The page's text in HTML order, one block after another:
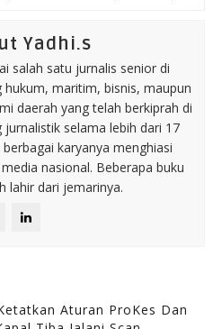
Yadhi.s
salah satu jurnalis senior di
hukum, maritim, bisnis, maupun
daerah yang telah berkiprah di
jurnalistik selama lebih dari 17
karyanya menghiasi
nasional. Beberapa buku
lahir dari jemarinya.
Aturan ProKes Dan